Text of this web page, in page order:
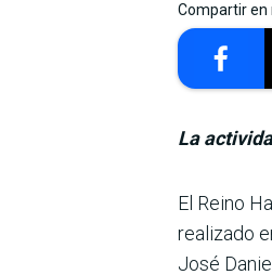
Compartir en
La
El Reino
reali­zado
José